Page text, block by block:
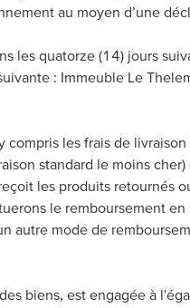
au moyen d’une
les quatorze (14) jours
: Immeuble Le
les frais de
standard le moins
les produits retournés
le remboursement
autre mode de
biens, est engagée à